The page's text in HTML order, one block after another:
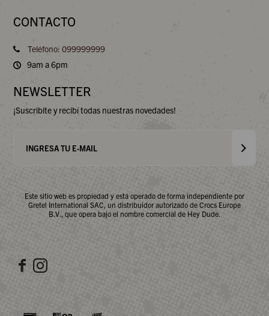
CONTACTO
Teléfono: 099999999
9am a 6pm
NEWSLETTER
¡Suscribite y recibí todas nuestras novedades!
 
Este sitio web es propiedad y está operado de forma independiente por
Gretel International SAC, un distribuidor autorizado de Crocs Europe
B.V., que opera bajo el nombre comercial de Hey Dude.